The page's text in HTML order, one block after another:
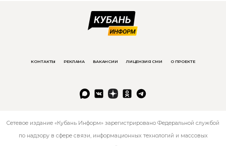
КОНТАКТЫ РЕКЛАМА ВАКАНСИИ ЛИЦЕНЗИЯ СМИ О ПРОЕКТЕ
Сетевое издание «Кубань Информ» зарегистрировано Федеральной службой
по надзору в сфере связи, информационных технологий и массовых